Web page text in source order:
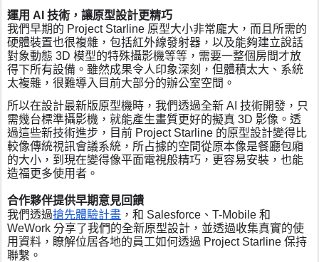
運用 AI 技術，讓原型設計更精巧
我們早期的 Project Starline 原型大小非常龐大，而且所需的
硬體裝置也很複雜，包括紅外線發射器，以及能夠建立說話
對象動態 3D 模型的特殊攝影機等等，需要一整個房間才放
得下所有設備。雖然成果令人印象深刻，但體積太大、系統
太複雜，很難導入目前大部分的辦公室空間。
所以在設計最新版原型機時，我們透過全新 AI 技術開發，只
需幾台標準攝影機，就能產生畫質更好的擬真 3D 影像。透
過這些新技術進步，目前 Project Starline 的原型設計變得比
較像傳統視訊會議系統，所占據的空間從原本像是餐廳包廂
的大小，到現在變得像平面電視般精巧，更容易安裝，也能
造福更多使用者。
合作夥伴提供早期意見回饋
我們透過搶先體驗計畫 ，和 Salesforce、T-Mobile 和
WeWork 分享了我們的全新原型設計，並透過收集真實的使
用資料，瞭解位居各地的員工如何透過 Project Starline 保持
聯繫。